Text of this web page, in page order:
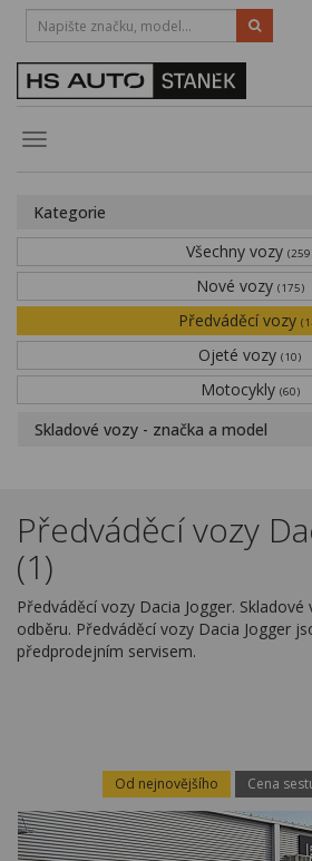
Toggle
HOTLINE:
STRAKONICE-383 335 366
Obytné vozy
Financování
Novinky
Kariéra
Kontakty
Kategorie
Všechny vozy
Nové vozy (175)
Předváděcí vozy
Ojeté vozy (10)
Motocykly (60)
Skladové vozy - značka a model
Předváděcí vozy
(1)
Předváděcí vozy Dacia Jogger.
odběru. Předváděcí vozy Dacia Jogger
předprodejním servisem.
Od nejnovějšího Cena